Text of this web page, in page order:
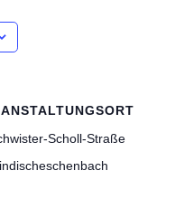
Scholl-Straße